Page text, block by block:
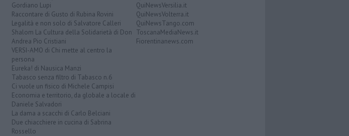
Gordiano Lupi
Raccontare di Gusto di Rubina Rovini
Legalità e non solo di Salvatore Calleri
Shalom La Cultura della Solidarietà di Don
Andrea Pio Cristiani
VERSI-AMO di Chi mette al centro la
persona
Eureka! di Nausica Manzi
Tabasco senza filtro di Tabasco n.6
Ci vuole un fisico di Michele Campisi
Economia e territorio, da globale a locale di
Daniele Salvadori
La dama a scacchi di Carlo Belciani
Due chiacchiere in cucina di Sabrina
Rossello
QuiNewsVersilia.it
QuiNewsVolterra.it
QuiNewsTango.com
ToscanaMediaNews.it
Fiorentinanews.com